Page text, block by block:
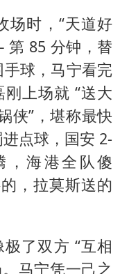
场时，“天道好
85 分钟，替
球，马宁看完
上场就 “送大
侠”，堪称最快
点球，国安 2-
，海港全队傻
，拉莫斯送的
了双方 “互相
马宁凭一己之